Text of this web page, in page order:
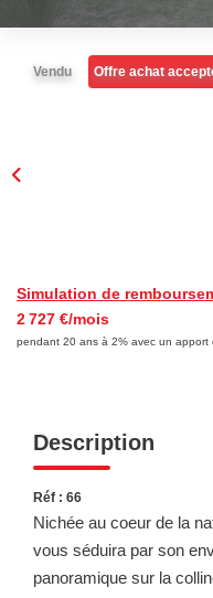
Vendu Offre achat
Simulation de
2 727 €/mois
pendant 20 ans à 2% avec un apport
Description
Réf : 66
Nichée au coeur de la
vous séduira par son
panoramique sur la